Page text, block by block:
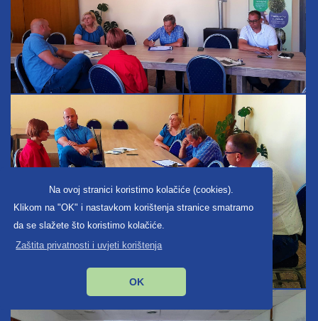
Na ovoj stranici koristimo kolačiće (cookies).
Klikom na "OK" i nastavkom korištenja stranice smatramo
da se slažete što koristimo kolačiće.
Zaštita privatnosti i uvjeti korištenja
OK